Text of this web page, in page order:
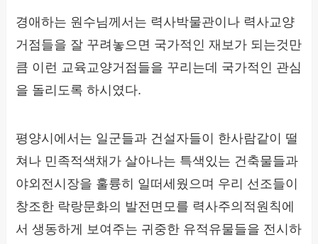
경애하는 원수님께서는 력사박물관이나 력사교양
거점들을 잘 꾸려놓으면 국가적인 재보가 되는것만
큼 이런 교육교양거점들을 꾸리는데 국가적인 관심
을 돌리도록 하시였다.
평양시에서는 일군들과 건설자들이 한사람같이 떨
쳐나 민족적색채가 살아나는 특색있는 건축물들과
야외전시장을 훌륭히 일떠세웠으며 우리 선조들이
창조한 락랑문화의 발전면모를 력사주의적원칙에
서 생동하게 보여주는 귀중한 유적유물들을 전시하